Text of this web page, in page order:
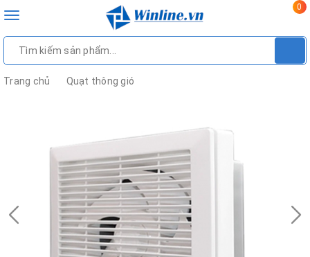
Toggle
0
Trang chủ Quạt thông gió